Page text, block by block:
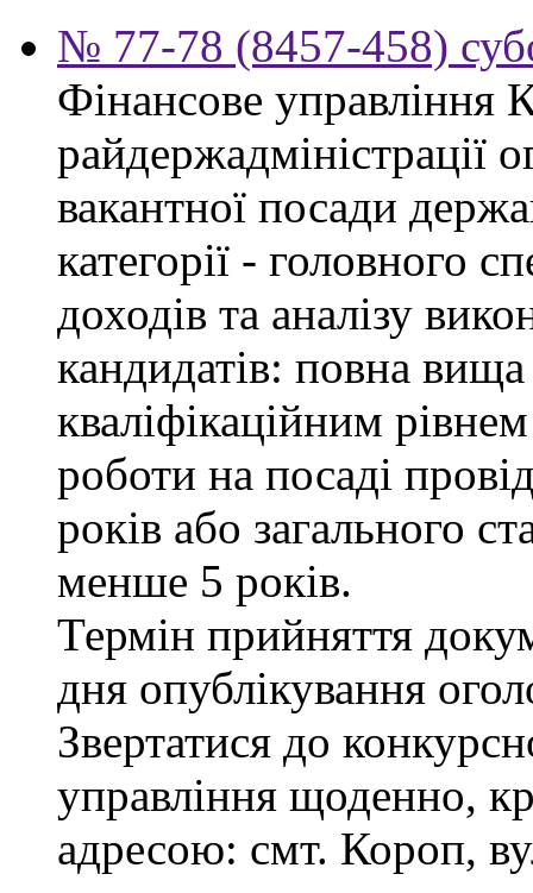
№ 77-78 (8457-458)
Фінансове управління
райдержадміністрації
вакантної посади
категорії - головного
доходів та аналізу
кандидатів: повна вища
кваліфікаційним
роботи на посаді
років або загального
менше 5 років.
Термін прийняття
дня опублікування
Звертатися до
управління щоденно,
адресою: смт. Короп,